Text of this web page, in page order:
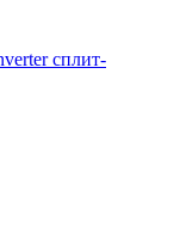
сплит-